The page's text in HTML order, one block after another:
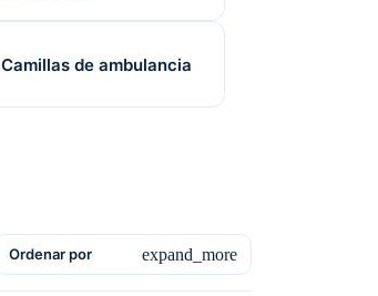
Camillas de ambulancia
Ordenar por expand_more